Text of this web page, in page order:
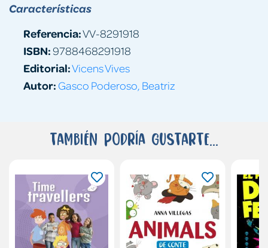
Características
Referencia:VV-8291918
ISBN:9788468291918
Editorial:Vicens Vives
Autor: Gasco Poderoso, Beatriz
También podría gustarte...